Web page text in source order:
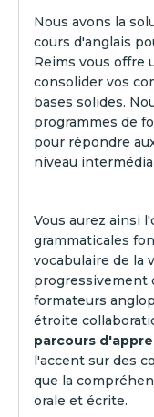
Nous avons la
cours d'anglais
Reims vous offre
consolider vos
bases solides.
programmes de
pour répondre
niveau
Vous aurez ainsi
grammaticales
vocabulaire de la
progressivement
formateurs
étroite
parcours
l'accent sur des
que la
orale et écrite.